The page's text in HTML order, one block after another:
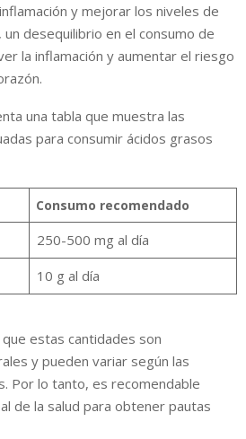
y mejorar los niveles de
desequilibrio en el consumo de
la inflamación y aumentar el riesgo
una tabla que muestra las
para consumir ácidos grasos
Consumo recomendado
250-500 mg al día
10 g al día
estas cantidades son
y pueden variar según las
Por lo tanto, es recomendable
de la salud para obtener pautas